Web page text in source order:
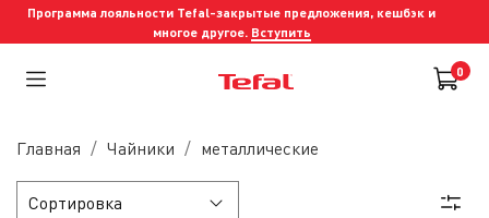
Программа лояльности Tefal-закрытые предложения, кешбэк и
многое другое. Вступить
0
Главная Чайники металлические